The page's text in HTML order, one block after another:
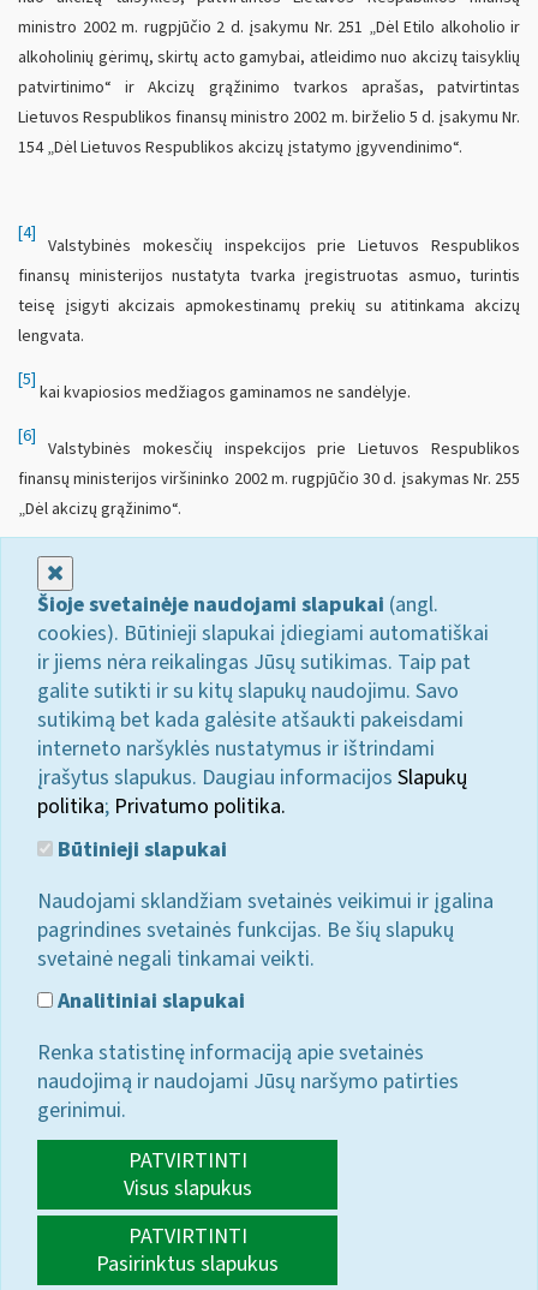
ministro 2002 m. rugpjūčio 2 d. įsakymu Nr. 251 „Dėl Etilo alkoholio ir
alkoholinių gėrimų, skirtų acto gamybai, atleidimo nuo akcizų taisyklių
patvirtinimo“ ir Akcizų grąžinimo tvarkos aprašas, patvirtintas
Lietuvos Respublikos finansų ministro 2002 m. birželio 5 d. įsakymu Nr.
154 „Dėl Lietuvos Respublikos akcizų įstatymo įgyvendinimo“.
[4]
Valstybinės mokesčių inspekcijos prie Lietuvos Respublikos
finansų ministerijos nustatyta tvarka įregistruotas asmuo, turintis
teisę įsigyti akcizais apmokestinamų prekių su atitinkama akcizų
lengvata.
[5]
kai kvapiosios medžiagos gaminamos ne sandėlyje.
[6]
Valstybinės mokesčių inspekcijos prie Lietuvos Respublikos
finansų ministerijos viršininko 2002 m. rugpjūčio 30 d. įsakymas Nr. 255
„Dėl akcizų grąžinimo“.
Šioje svetainėje naudojami slapukai (angl.
cookies). Būtinieji slapukai įdiegiami automatiškai
ir jiems nėra reikalingas Jūsų sutikimas. Taip pat
galite sutikti ir su kitų slapukų naudojimu. Savo
sutikimą bet kada galėsite atšaukti pakeisdami
interneto naršyklės nustatymus ir ištrindami
įrašytus slapukus. Daugiau informacijos Slapukų
politika; Privatumo politika.
Būtinieji slapukai
Naudojami sklandžiam svetainės veikimui ir įgalina
pagrindines svetainės funkcijas. Be šių slapukų
svetainė negali tinkamai veikti.
Analitiniai slapukai
Renka statistinę informaciją apie svetainės
naudojimą ir naudojami Jūsų naršymo patirties
gerinimui.
PATVIRTINTI
Visus slapukus
PATVIRTINTI
Pasirinktus slapukus